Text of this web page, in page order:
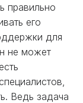
правильно
его
для
не может
Ведь задача